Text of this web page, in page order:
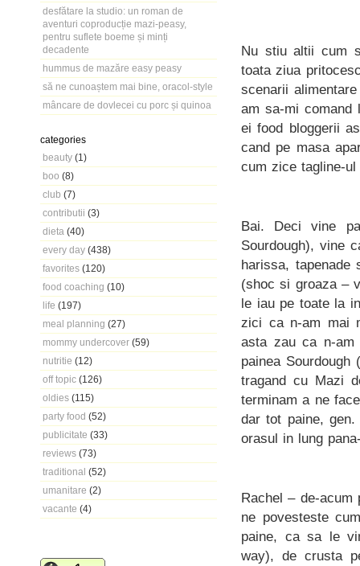
desfătare la studio: un roman de
aventuri coproducție mazi-peasy,
pentru suflete boeme și minți
decadente
hummus de mazăre easy peasy
să ne cunoaștem mai bine, oracol-style
mâncare de dovlecei cu porc și quinoa
categories
beauty (1)
boo (8)
club (7)
contributii (3)
dieta (40)
every day (438)
favorites (120)
food coaching (10)
life (197)
meal planning (27)
mommy undercover (59)
nutritie (12)
off topic (126)
oldies (115)
party food (52)
publicitate (33)
reviews (73)
traditional (52)
umanitare (2)
vacante (4)
Nu stiu altii cum
toata ziua
scenarii
am sa-mi comand
ei food bloggerii
cand pe masa
cum zice tagline-
Bai. Deci vine
Sourdough), vine
harissa,
(shoc si groaza –
le iau pe toate la
zici ca n-am mai
asta zau ca n-am
painea
tragand cu Mazi
terminam a ne
dar tot paine,
orasul in lung
Rachel – de-acum
ne povesteste
paine, ca sa le
way), de crusta